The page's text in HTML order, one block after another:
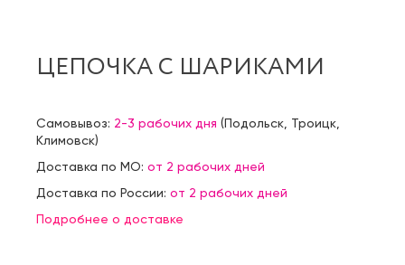
ЦЕПОЧКА С ШАРИКАМИ
Самовывоз: 2-3 рабочих дня (Подольск Троицк
Климовск)
Доставка по МО: от 2 рабочих дней
Доставка по России: от 2 рабочих дней
Подробнее о доставке